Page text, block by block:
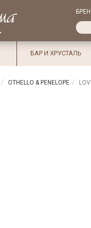
БАР И ХРУСТАЛЬ
OTHELLO & PENELOPE